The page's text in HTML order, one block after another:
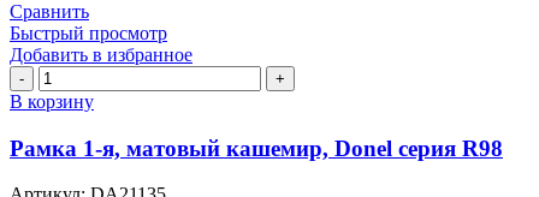
Сравнить
Быстрый просмотр
Добавить в избранное
Количество
товара
Рамка
я,
матовый
В корзину
Рамка 1-я, матовый кашемир, Donel серия R98